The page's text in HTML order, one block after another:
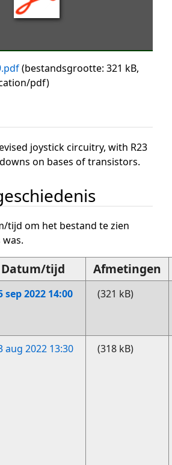
(bestandsgrootte: 321 kB,
pdf)
joystick circuitry, with R23
on bases of transistors.
tijd om het bestand te zien
Datum/tijd Afmetingen
sep 2022 14:00 (321 kB)
aug 2022 13:30 (318 kB)